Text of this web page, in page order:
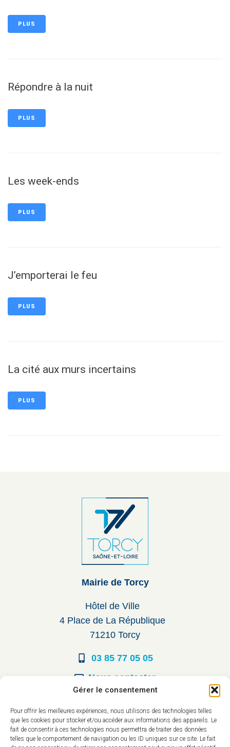
Gérer le consentement
Pour offrir les meilleures expériences, nous utilisons des technologies telles
que les cookies pour stocker et/ou accéder aux informations des appareils. Le
fait de consentir à ces technologies nous permettra de traiter des données
telles que le comportement de navigation ou les ID uniques sur ce site. Le fait
PLUS
Répondre à la nuit
PLUS
Les week-ends
PLUS
J’emporterai le feu
PLUS
La cité aux murs incertains
PLUS
Mairie de Torcy
Hôtel de Ville
4 Place de La République
71210 Torcy
03 85 77 05 05
Nous contacter
Du lundi au vendredi :